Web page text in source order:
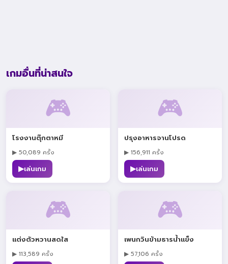
เกมอื่นที่น่าสนใจ
🎮
โรงงานตุ๊กตาหมี
▶ 50,089 ครั้ง
▶เล่นเกม
🎮
ปรุงอาหารจานโปรด
▶ 156,911 ครั้ง
▶เล่นเกม
🎮
แต่งตัวหวานสดใส
▶ 113,589 ครั้ง
🎮
เพนกวินข้ามธารน้ำแข็ง
▶ 57,106 ครั้ง